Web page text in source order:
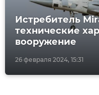
26 февраля 2024, 15:31
Истребитель
технические
вооружение